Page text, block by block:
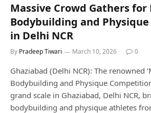
Massive Crowd Gathers
Bodybuilding and
in Delhi NCR
By Pradeep Tiwari March 10, 2026 0
Ghaziabad (Delhi NCR): The renowned
Bodybuilding and Physique
grand scale in Ghaziabad, Delhi NCR,
bodybuilding and physique athletes